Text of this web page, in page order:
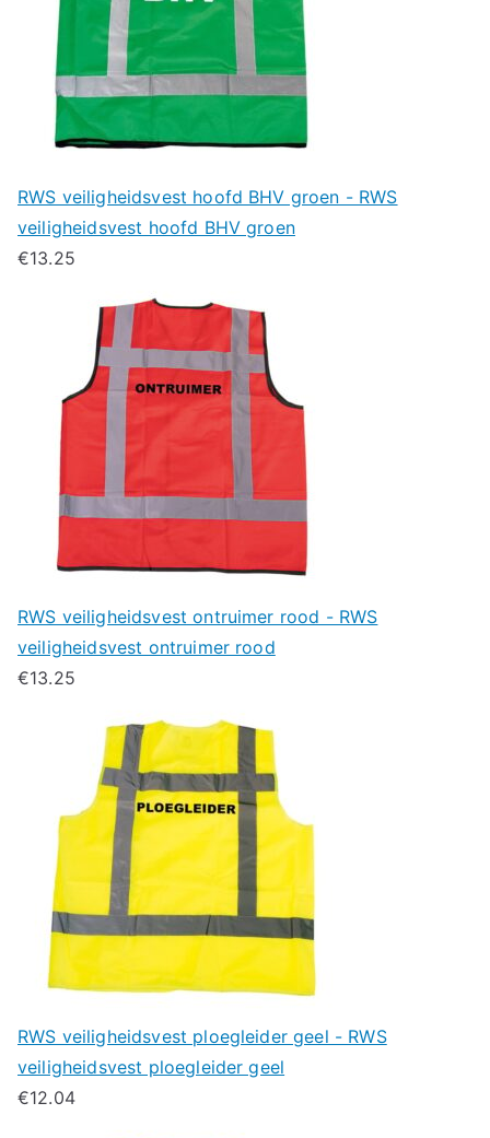
RWS veiligheidsvest hoofd BHV groen - RWS
veiligheidsvest hoofd BHV groen
€13.25
RWS veiligheidsvest ontruimer rood - RWS
veiligheidsvest ontruimer rood
€13.25
RWS veiligheidsvest ploegleider geel - RWS
veiligheidsvest ploegleider geel
€12.04